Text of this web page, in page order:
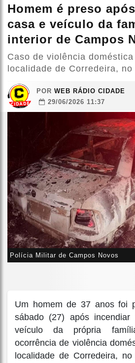
Homem é preso
casa e veículo da
interior de Campos
Caso de violência
localidade de Corredeira,
POR WEB RÁDIO CIDADE
29/06/2026 11:37
Polícia Militar de Campos Novos
Um homem de 37 anos foi
sábado (27) após
veículo da própria
ocorrência de violência
localidade de Corredeira,